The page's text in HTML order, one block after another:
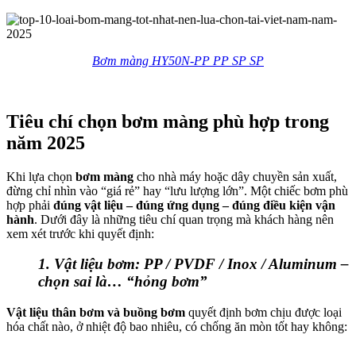
Bơm màng HY50N-PP PP SP SP
Tiêu chí chọn bơm màng phù hợp trong
năm 2025
Khi lựa chọn bơm màng cho nhà máy hoặc dây chuyền sản xuất,
đừng chỉ nhìn vào “giá rẻ” hay “lưu lượng lớn”. Một chiếc bơm phù
hợp phải đúng vật liệu – đúng ứng dụng – đúng điều kiện vận
hành. Dưới đây là những tiêu chí quan trọng mà khách hàng nên
xem xét trước khi quyết định:
1. Vật liệu bơm: PP / PVDF / Inox / Aluminum –
chọn sai là… “hỏng bơm”
Vật liệu thân bơm và buồng bơm quyết định bơm chịu được loại
hóa chất nào, ở nhiệt độ bao nhiêu, có chống ăn mòn tốt hay không: